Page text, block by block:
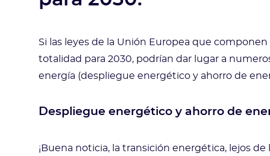
Si las leyes de la Unión Europea que
totalidad para 2030, podrían dar lugar a
energía (despliegue energético y ahorro de
Despliegue energético y ahorro de
¡Buena noticia, la transición energética, lejos de